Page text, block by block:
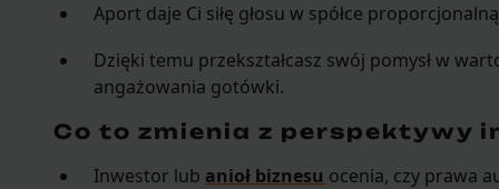
Aport daje Ci siłę głosu w spółce
Dzięki temu przekształcasz swój pomysł w
angażowania gotówki.
Co to zmienia z perspektywy
Inwestor lub anioł biznesu ocenia, czy prawa